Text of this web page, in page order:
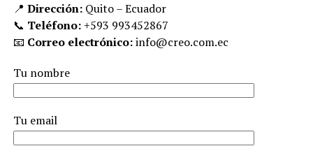
📍 Dirección:Quito – Ecuador
📞 Teléfono:+593 993452867
📧 Correo electrónico:info@creo.com.ec
Tu nombre
Tu email